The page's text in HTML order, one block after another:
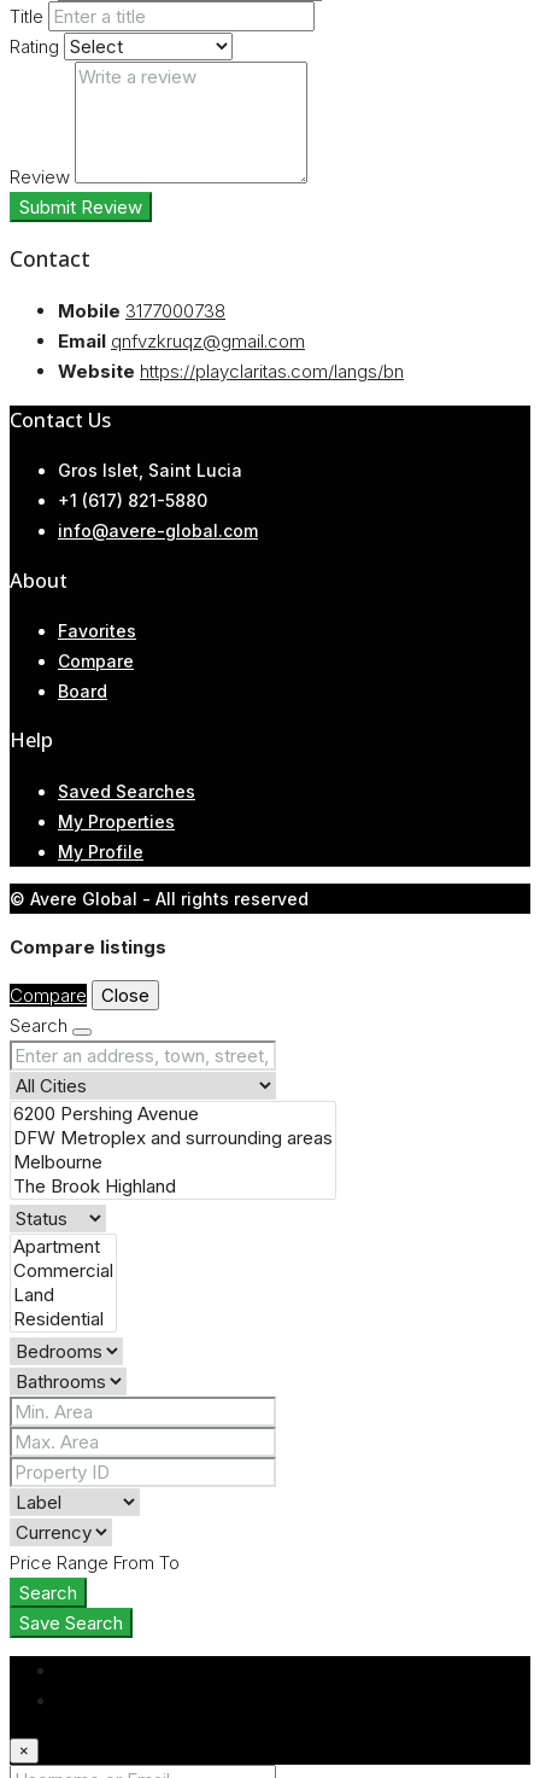
Title
Rating
Review
Submit Review
Contact
Mobile 3177000738
Email qnfvzkruqz@gmail.com
Website https://playclaritas.com/langs/bn
Contact Us
Gros Islet, Saint Lucia
+1 (617) 821-5880
info@avere-global.com
About
Favorites
Compare
Board
Help
Saved Searches
My Properties
My Profile
© Avere Global - All rights reserved
Compare listings
Compare
Close
Search
Price Range From To
Search
Save Search
×